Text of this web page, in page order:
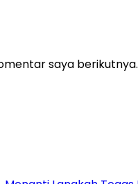
saya berikutnya.